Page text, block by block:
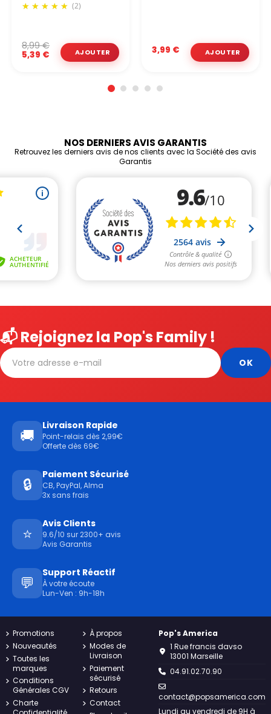
(2)
5,39 €
8,99 € 3,99 €
NOS DERNIERS AVIS GARANTIS
Retrouvez les derniers avis de nos clients avec la Société des avis
Garantis
📬 Rejoignez la Pop's Family !
🚚
Livraison Rapide
Point-relais dès 2,99€
Offerte dès 69€
🔒
Paiement Sécurisé
CB, PayPal, Alma
3x sans frais
⭐
Avis Clients
9.6/10 sur 2300+ avis
Avis Garantis
💬
Support Réactif
À votre écoute
Lun-Ven : 9h-18h
Promotions
Nouveautés
Toutes les
marques
Conditions
Générales CGV
Charte
À propos
Modes de
Livraison
Paiement
sécurisé
Retours
Contact
Pop's America
1 Rue francis davso
13001 Marseille
04.91.02.70.90
contact@popsamerica.com
Lundi au vendredi de 9H à